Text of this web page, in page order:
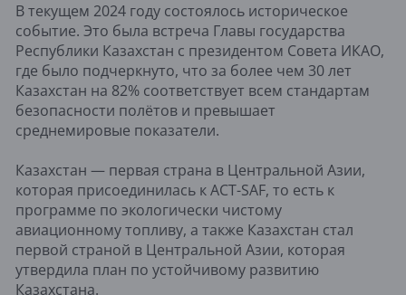
В текущем 2024 году состоялось историческое
событие. Это была встреча Главы государства
Республики Казахстан с президентом Совета ИКАО,
где было подчеркнуто, что за более чем 30 лет
Казахстан на 82% соответствует всем стандартам
безопасности полётов и превышает
среднемировые показатели.
Казахстан — первая страна в Центральной Азии,
которая присоединилась к ACT-SAF, то есть к
программе по экологически чистому
авиационному топливу, а также Казахстан стал
первой страной в Центральной Азии, которая
утвердила план по устойчивому развитию
Казахстана.